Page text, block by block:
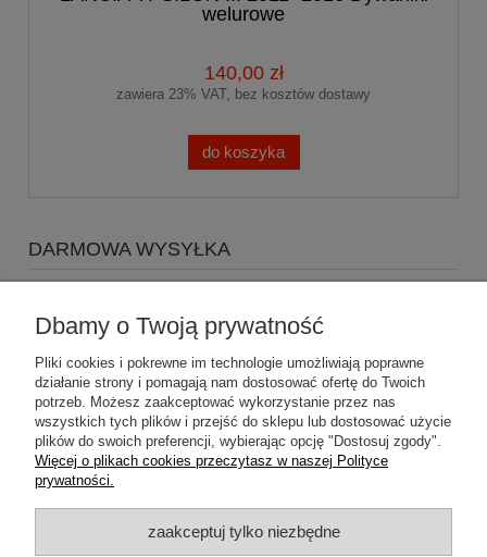
welurowe
140,00 zł
zawiera 23% VAT, bez kosztów dostawy
do koszyka
DARMOWA WYSYŁKA
wysyłki Gratis
Pomoc
Dostawa
Dbamy o Twoją prywatność
Pliki cookies i pokrewne im technologie umożliwiają poprawne
działanie strony i pomagają nam dostosować ofertę do Twoich
potrzeb. Możesz zaakceptować wykorzystanie przez nas
wszystkich tych plików i przejść do sklepu lub dostosować użycie
plików do swoich preferencji, wybierając opcję "Dostosuj zgody".
Więcej o plikach cookies przeczytasz w naszej Polityce
prywatności.
zaakceptuj tylko niezbędne